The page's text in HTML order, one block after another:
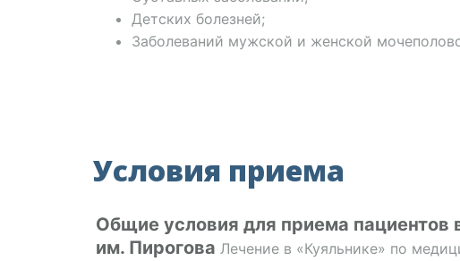
Детских болезней;
Заболеваний мужской и женской
Условия приема
Общие условия для приема пациентов
им. Пирогова Лечение в «Куяльнике» по